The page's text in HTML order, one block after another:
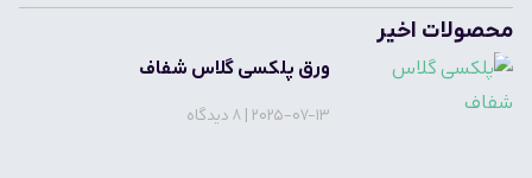
محصولات اخیر
ورق پلکسی گلاس شفاف
2025-07-13